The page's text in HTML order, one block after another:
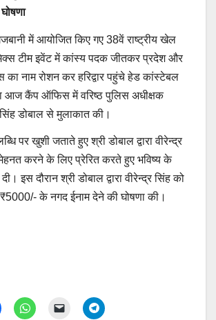
में आयोजित किए गए 38वें राष्ट्रीय खेल
टीम इवेंट में कांस्य पदक जीतकर प्रदेश और
का नाम रोशन कर हरिद्वार पहुंचे हेड कांस्टेबल
आज कैंप ऑफिस में वरिष्ठ पुलिस अधीक्षक
सिंह डोबाल से मुलाकात की।
पर खुशी जताते हुए श्री डोबाल द्वारा वीरेन्द्र
करने के लिए प्रेरित करते हुए भविष्य के
इस दौरान श्री डोबाल द्वारा वीरेन्द्र सिंह को
के नगद ईनाम देने की घोषणा की।